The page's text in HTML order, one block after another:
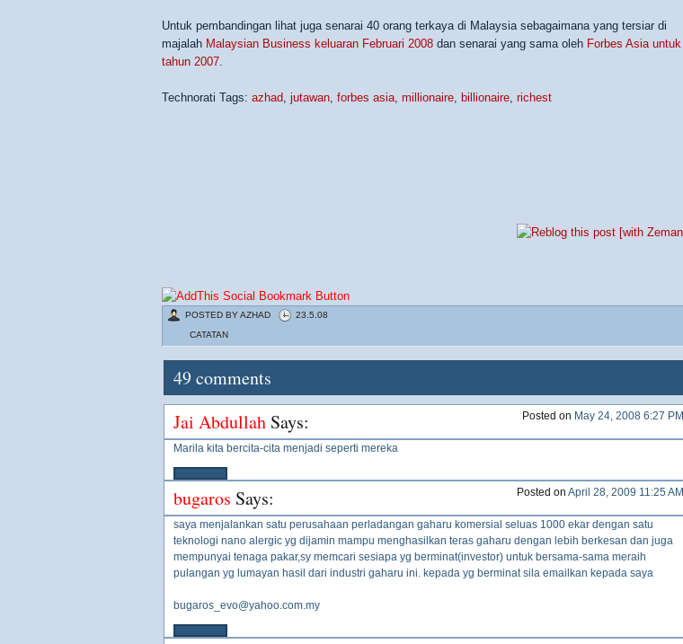
Untuk pembandingan lihat juga senarai 40 orang terkaya di Malaysia sebagaimana yang tersiar di
majalah Malaysian Business keluaran Februari 2008 dan senarai yang sama oleh Forbes Asia untuk
tahun 2007.
Technorati Tags: azhad, jutawan, forbes asia, millionaire, billionaire, richest
POSTED BYAZHAD
23.5.08
CATATAN
49comments
Jai Abdullah Says: Posted on May 24, 2008 6:27 PM
Marila kita bercita-cita menjadi seperti mereka
bugaros Says: Posted on April 28, 2009 11:25 AM
saya menjalankan satu perusahaan perladangan gaharu komersial seluas 1000 ekar dengan satu
teknologi nano alergic yg dijamin mampu menghasilkan teras gaharu dengan lebih berkesan dan juga
mempunyai tenaga pakar,sy memcari sesiapa yg berminat(investor) untuk bersama-sama meraih
pulangan yg lumayan hasil dari industri gaharu ini. kepada yg berminat sila emailkan kepada saya
bugaros_evo@yahoo.com.my